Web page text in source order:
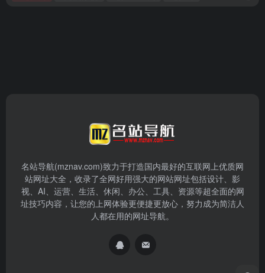
名站导航(mznav.com)致力于打造国内最好的互联网上优质网
站网址大全，收录了全网好用强大的网站网址包括设计、影
视、AI、运营、生活、休闲、办公、工具、资源等超全面的网
址技巧内容，让您的上网体验更便捷更放心，努力成为简洁人
人都在用的网址导航。